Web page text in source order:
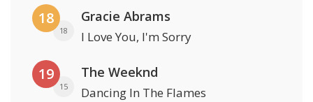
18
18
Gracie Abrams
I Love You, I'm Sorry
19
15
The Weeknd
Dancing In The Flames